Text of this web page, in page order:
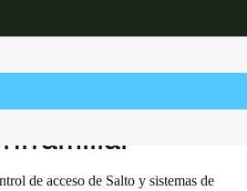
de idioma
de acceso de Salto y sistemas de